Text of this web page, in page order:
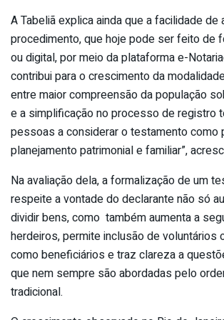
A Tabeliã explica ainda que a facilidade
procedimento, que hoje pode ser feito de
ou digital, por meio da plataforma e-
contribui para o crescimento da
entre maior compreensão da população
e a simplificação no processo de registro
pessoas a considerar otestamentocomo
planejamento patrimonial e familiar”,
Na avaliação dela, a formalização de um
respeite a vontade do declarante não só
dividir bens, como também aumenta a
herdeiros, permite inclusão de voluntários
como beneficiários e traz clareza a
que nem sempre são abordadas pelo
tradicional.